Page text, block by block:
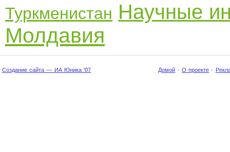
Туркменистан Научные
Молдавия
Создание сайта — ИА Юника '07 Домой · О проекте ·